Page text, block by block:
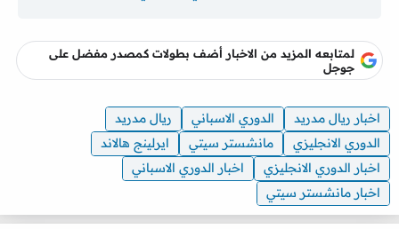
لمتابعه المزيد من الاخبار أضف بطولات كمصدر مفضل على
جوجل
اخبار ريال مدريد الدوري الاسباني
ريال مدريد
الدوري الانجليزي
مانشستر سيتي
ايرلينج هالاند
اخبار الدوري الانجليزي
اخبار الدوري الاسباني
اخبار مانشستر سيتي